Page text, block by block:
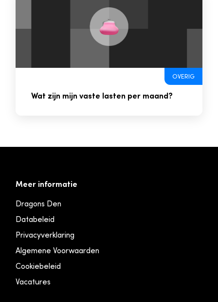
OVERIG
Wat zijn mijn vaste lasten per maand?
Meer informatie
Dragons Den
Databeleid
Privacyverklaring
Algemene Voorwaarden
Cookiebeleid
Vacatures